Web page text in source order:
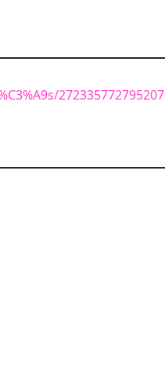
272335772795207